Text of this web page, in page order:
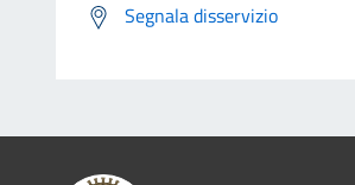
Segnala disservizio